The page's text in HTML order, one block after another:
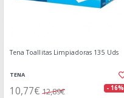
Tena Toallitas Limpiadoras 135 Uds
TENA
10,77€ 12,89€ - 16%